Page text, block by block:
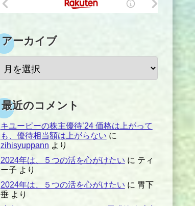
アーカイブ
最近のコメント
キユーピーの株主優待’24 価格は上がって
も、優待相当額は上がらない に
zihisyuppann より
2024年は、５つの活を心がけたい に ティ
ー子 より
2024年は、５つの活を心がけたい に 胃下
垂より